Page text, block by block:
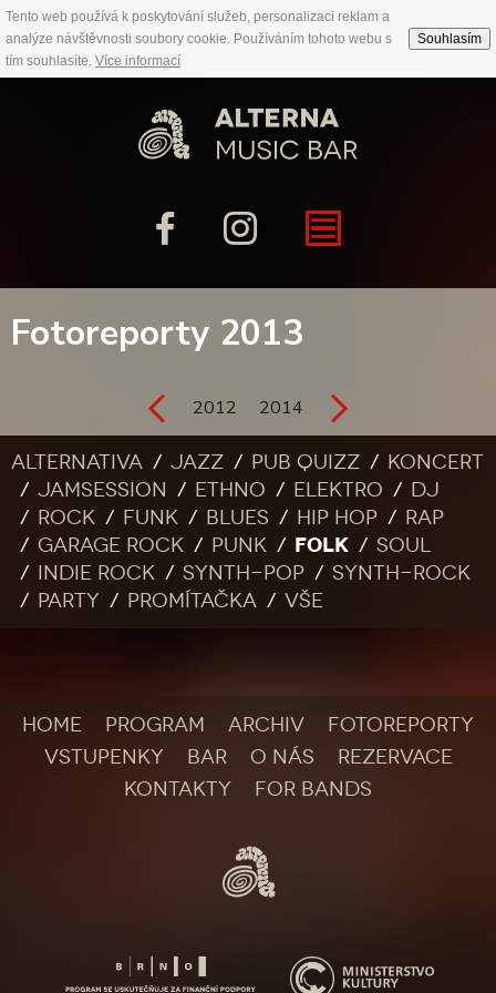
Tento web používá k poskytování služeb, personalizaci reklam a
analýze návštěvnosti soubory cookie. Používáním tohoto webu s
tím souhlasíte. Více informací
Souhlasím
Fotoreporty 2013
2012 2014
Alternativa Jazz Pub quizz
Koncert
Jamsession
Ethno Elektro
DJ
Rock
Funk Blues Hip Hop
Rap
Garage rock
Punk FOLK
Soul
Indie rock
Synth-pop
Synth-rock
Party
Promítačka Vše
HOME PROGRAM ARCHIV
FOTOREPORTY
VSTUPENKY
BAR O NÁS
REZERVACE
KONTAKTY
FOR BANDS